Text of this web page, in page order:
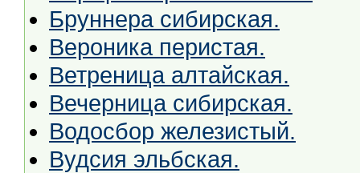
Бруннера сибирская.
Вероника перистая.
Ветреница алтайская.
Вечерница сибирская.
Водосбор железистый.
Вудсия эльбская.